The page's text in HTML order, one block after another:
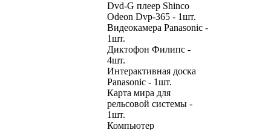
Dvd-G плеер Shinco
Odeon Dvp-365 - 1шт.
Видеокамера Panasonic -
1шт.
Диктофон Филипс -
4шт.
Интерактивная доска
Panasonic - 1шт.
Карта мира для
рельсовой системы -
1шт.
Компьютер